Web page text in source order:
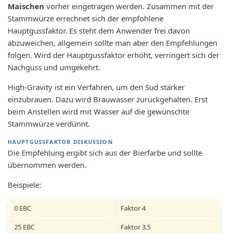
Maischen vorher eingetragen werden. Zusammen mit der
Stammwürze errechnet sich der empfohlene
Hauptgussfaktor. Es steht dem Anwender frei davon
abzuweichen, allgemein sollte man aber den Empfehlungen
folgen. Wird der Hauptgussfaktor erhöht, verringert sich der
Nachguss und umgekehrt.
High-Gravity ist ein Verfahren, um den Sud stärker
einzubrauen. Dazu wird Brauwasser zurückgehalten. Erst
beim Anstellen wird mit Wasser auf die gewünschte
Stammwürze verdünnt.
HAUPTGUSSFAKTOR DISKUSSION
Die Empfehlung ergibt sich aus der Bierfarbe und sollte
übernommen werden.
Beispiele:
0 EBC Faktor 4
25 EBC Faktor 3,5